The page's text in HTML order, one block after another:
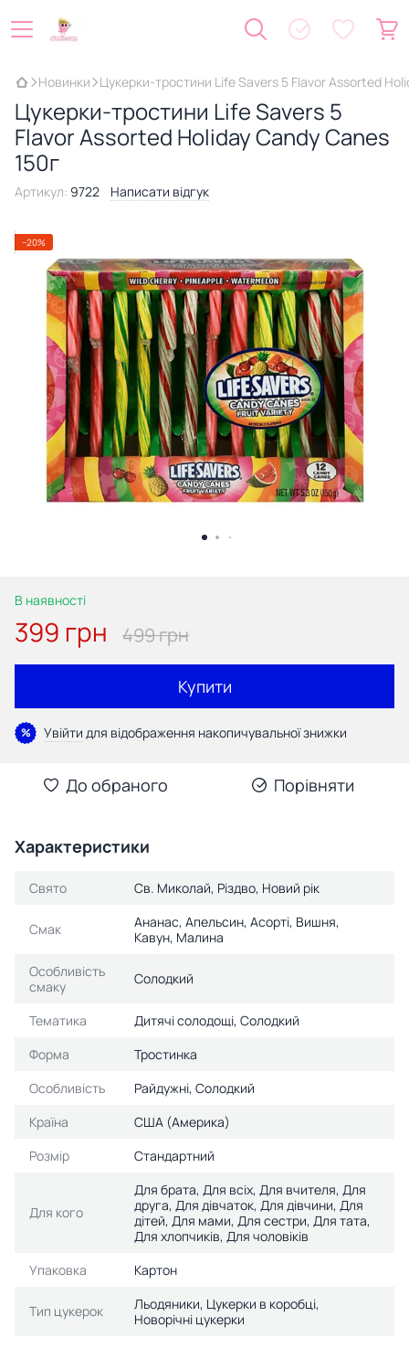
Новинки Цукерки-тростини Life Savers 5 Flavor Assorted
Цукерки-тростини Life Savers 5
Flavor Assorted Holiday Candy Canes
150г
Артикул: 9722 Написати відгук
−20%
В наявності
399 грн 499 грн
Купити
% Увійти для відображення накопичувальної знижки
До обраного Порівняти
Характеристики
Свято Св. Миколай, Різдво, Новий рік
Смак
Ананас, Апельсин, Асорті, Вишня,
Кавун, Малина
Особливість
смаку
Солодкий
Тематика
Дитячі солодощі, Солодкий
Форма
Тростинка
Особливість
Райдужні, Солодкий
Країна
США (Америка)
Розмір
Стандартний
Для кого
Для брата, Для всіх, Для вчителя, Для
друга, Для дівчаток, Для дівчини, Для
дітей, Для мами, Для сестри, Для тата,
Для хлопчиків, Для чоловіків
Упаковка
Картон
Тип цукерок
Льодяники, Цукерки в коробці,
Новорічні цукерки